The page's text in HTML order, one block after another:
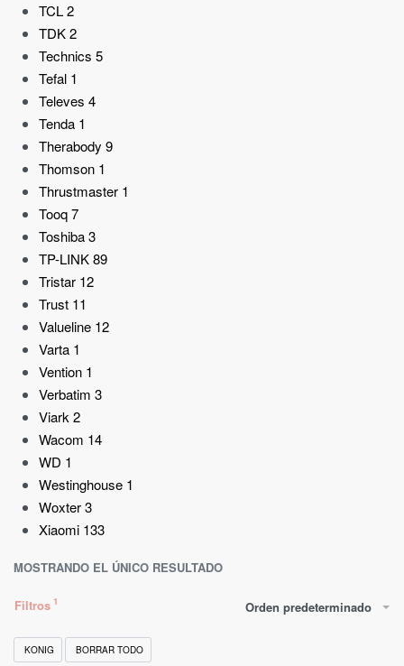
TCL2
TDK2
Technics 5
Tefal 1
Televes 4
Tenda 1
Therabody 9
Thomson 1
Thrustmaster 1
Tooq7
Toshiba3
TP-LINK89
Tristar 12
Trust 11
Valueline 12
Varta 1
Vention 1
Verbatim 3
Viark2
Wacom 14
WD 1
Westinghouse 1
Woxter3
Xiaomi 133
MOSTRANDO EL ÚNICO RESULTADO
Orden predeterminado
Filtros
KONIG BORRAR TODO